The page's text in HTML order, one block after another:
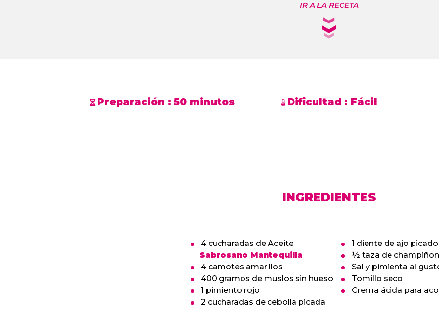
IR A LA RECETA
Preparación : 50 minutos Dificultad : Fácil
INGREDIENTES
4 cucharadas de Aceite
Sabrosano Mantequilla
4 camotes amarillos
400 gramos de muslos sin hueso
1 pimiento rojo
2 cucharadas de cebolla picada
1 diente de ajo picado
½ taza de
Sal y pimienta al
Tomillo seco
Crema ácida para